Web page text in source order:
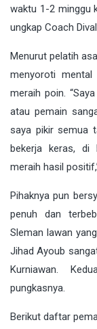
waktu 1-2 minggu
ungkap Coach
Menurut pelatih
menyoroti
meraih poin.
atau pemain
saya pikir semua
bekerja keras, di
meraih hasil
Pihaknya pun
penuh dan
Sleman lawan
Jihad Ayoub
Kurniawan.
pungkasnya.
Berikut daftar